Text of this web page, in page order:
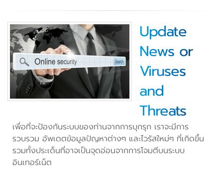
Update
News or
Viruses
and
Threats
เพื่อที่จะป้องกันระบบของท่านจากการบุกรุก เราจะมีการ
รวบรวม อัพเดตข้อมูลปัญหาต่างๆ และไวรัสใหม่ๆ ที่เกิดขึ้น
รวมทั้งประเด็นที่อาจเป็นจุดอ่อนจากการโจมตีบนระบบ
อินเทอร์เน็ต